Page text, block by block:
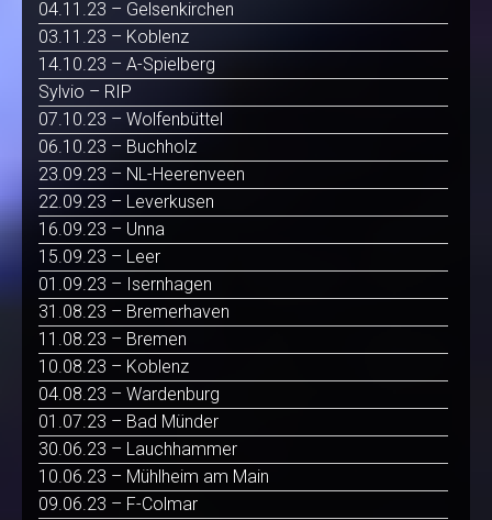
04.11.23 – Gelsenkirchen
03.11.23 – Koblenz
14.10.23 – A-Spielberg
Sylvio – RIP
07.10.23 – Wolfenbüttel
06.10.23 – Buchholz
23.09.23 – NL-Heerenveen
22.09.23 – Leverkusen
16.09.23 – Unna
15.09.23 – Leer
01.09.23 – Isernhagen
31.08.23 – Bremerhaven
11.08.23 – Bremen
10.08.23 – Koblenz
04.08.23 – Wardenburg
01.07.23 – Bad Münder
30.06.23 – Lauchhammer
10.06.23 – Mühlheim am Main
09.06.23 – F-Colmar